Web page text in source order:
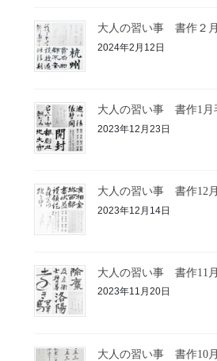
大人の習い事 書作２
2024年2月12日
大人の習い事 書作1月
2023年12月23日
大人の習い事 書作12
2023年12月14日
大人の習い事 書作11
2023年11月20日
大人の習い事 書作10